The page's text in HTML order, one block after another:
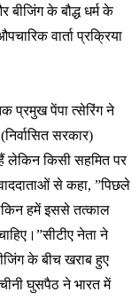
बीजिंग के बौद्ध धर्म के
वार्ता प्रक्रिया
प्रमुख पेंपा त्सेरिंग ने
सरकार)
हैं लेकिन किसी सहमित पर
से कहा, ”पिछले
हमें इससे तत्काल
नेता ने
के बीच खराब हुए
घुसपैठ ने भारत में